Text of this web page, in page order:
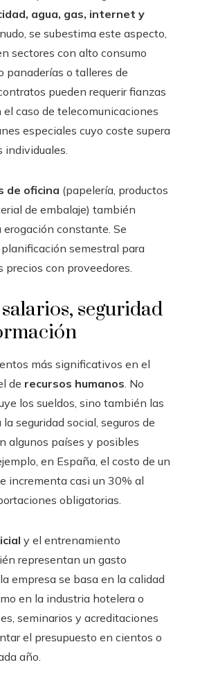
agua, gas, internet y
se subestima este aspecto,
sectores con alto consumo
panaderías o talleres de
pueden requerir fianzas
el caso de telecomunicaciones
especiales cuyo coste supera
individuales.
de oficina (papelería, productos
de embalaje) también
constante. Se
semestral para
precios con proveedores.
seguridad
más significativos en el
de recursos humanos . No
los sueldos, sino también las
seguridad social, seguros de
algunos países y posibles
en España, el costo de un
incrementa casi un 30% al
obligatorias.
y el entrenamiento
representan un gasto
empresa se basa en la calidad
en la industria hotelera o
seminarios y acreditaciones
el presupuesto en cientos o
año.